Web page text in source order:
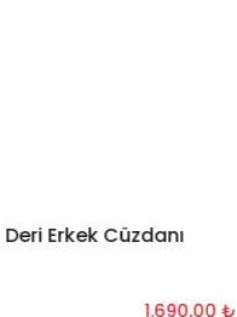
EKLEErkek Cüzdanı
1.690,00 ₺